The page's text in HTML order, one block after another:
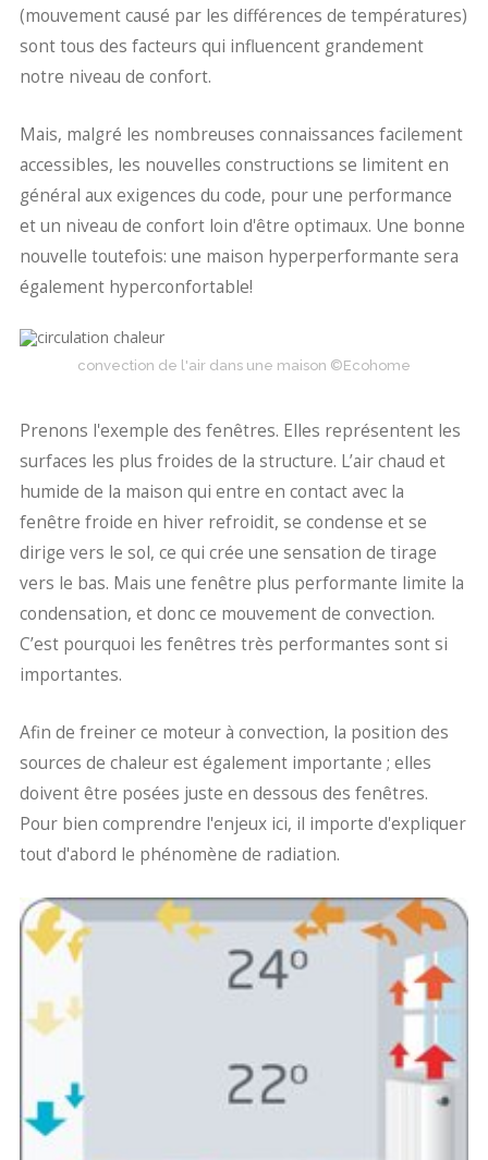
(mouvement causé par les différences de températures)
sont tous des facteurs qui influencent grandement
notre niveau de confort.
Mais, malgré les nombreuses connaissances facilement
accessibles, les nouvelles constructions se limitent en
général aux exigences du code, pour une performance
et un niveau de confort loin d'être optimaux. Une bonne
nouvelle toutefois: une maison hyperperformante sera
également hyperconfortable!
convection de l'air dans une maison ©Ecohome
Prenons l'exemple des fenêtres. Elles représentent les
surfaces les plus froides de la structure. L’air chaud et
humide de la maison qui entre en contact avec la
fenêtre froide en hiver refroidit, se condense et se
dirige vers le sol, ce qui crée une sensation de tirage
vers le bas. Mais une fenêtre plus performante limite la
condensation, et donc ce mouvement de convection.
C’est pourquoi les fenêtres très performantes sont si
importantes.
Afin de freiner ce moteur à convection, la position des
sources de chaleur est également importante ; elles
doivent être posées juste en dessous des fenêtres.
Pour bien comprendre l'enjeux ici, il importe d'expliquer
tout d'abord le phénomène de radiation.